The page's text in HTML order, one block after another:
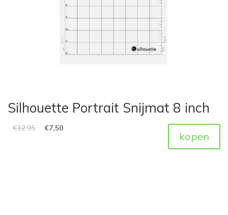
Silhouette Portrait Snijmat 8 inch
€12,95 €7,50
kopen